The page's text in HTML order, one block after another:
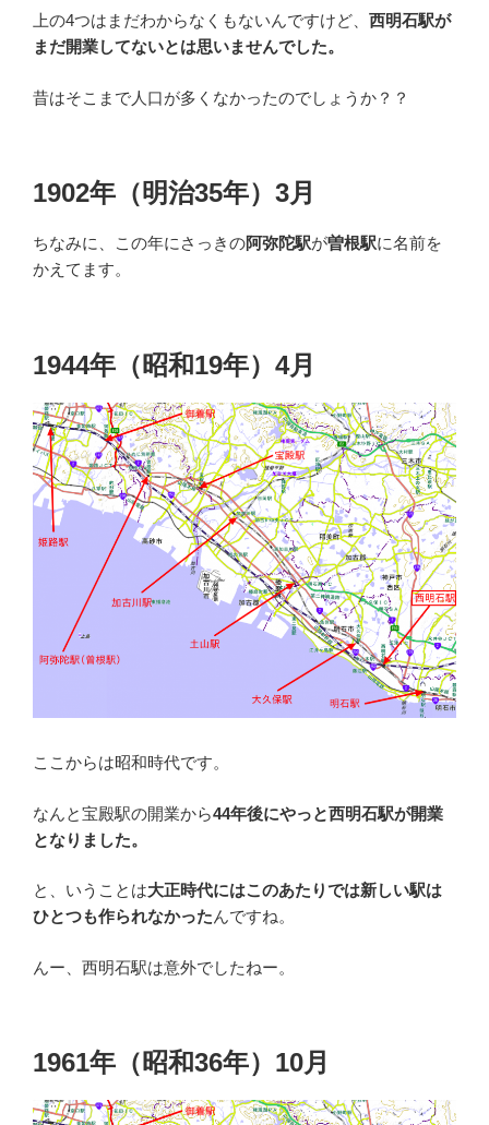
上の4つはまだわからなくもないんですけど、 西明石駅が
まだ開業してないとは思いませんでした。
昔はそこまで人口が多くなかったのでしょうか？？
1902年（明治35年）3月
ちなみに、この年にさっきの阿弥陀駅が曽根駅に名前を
かえてます。
1944年（昭和19年）4月
ここからは昭和時代です。
なんと宝殿駅の開業から44年後にやっと西明石駅が開業
となりました。
と、いうことは大正時代にはこのあたりでは新しい駅は
ひとつも作られなかったんですね。
んー、西明石駅は意外でしたねー。
1961年（昭和36年）10月